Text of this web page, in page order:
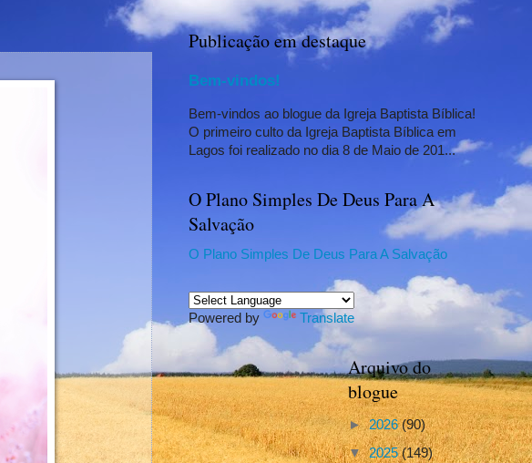
Publicação em destaque
Bem-vindos!
Bem-vindos ao blogue da Igreja Baptista Bíblica!
O primeiro culto da Igreja Baptista Bíblica em
Lagos foi realizado no dia 8 de Maio de 201...
O Plano Simples De Deus Para A
Salvação
O Plano Simples De Deus Para A Salvação
Powered by Translate
Arquivo do
blogue
►2026(90)
▼2025(149)